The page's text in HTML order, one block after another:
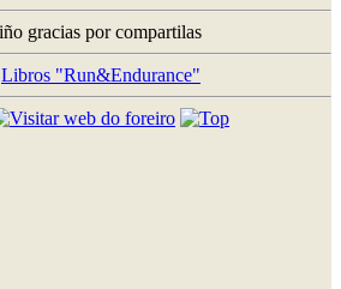
gracias por compartilas
Libros "Run&Endurance"